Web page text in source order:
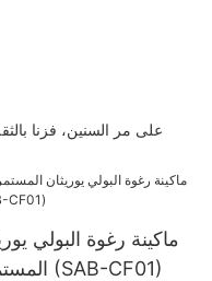
على مر السنين، فزنا
ماكينة رغوة البولي
المستمرة (SAB-CF01)